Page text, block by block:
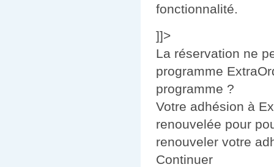
fonctionnalité.
]]>
La réservation ne
programme
programme ?
Votre adhésion à
renouvelée pour
renouveler votre
Continuer